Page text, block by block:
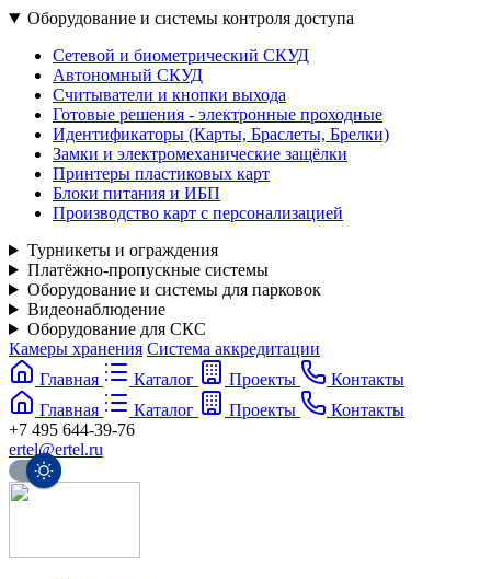
Оборудование и системы контроля доступа
Сетевой и биометрический СКУД
Автономный СКУД
Считыватели и кнопки выхода
Готовые решения - электронные проходные
Идентификаторы (Карты, Браслеты, Брелки)
Замки и электромеханические защёлки
Принтеры пластиковых карт
Блоки питания и ИБП
Производство карт с персонализацией
Турникеты и ограждения
Платёжно-пропускные системы
Оборудование и системы для парковок
Видеонаблюдение
Оборудование для СКС
Камеры хранения Система аккредитации
Главная
Каталог Проекты
Контакты
Главная
Каталог Проекты
Контакты
+7 495 644-39-76
ertel@ertel.ru